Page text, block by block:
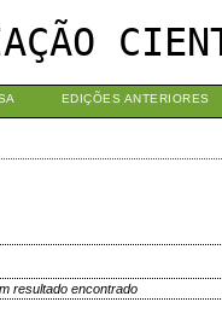
EDIÇÕES ANTERIORES
resultado encontrado